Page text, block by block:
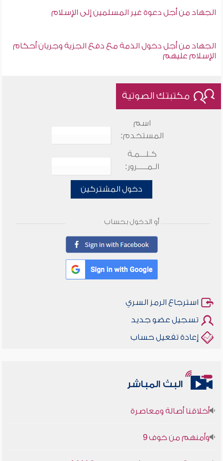
الجهاد من أجل دعوة غير المسلمين إلى الإسلام
الجهاد من أجل دخول الذمة مع دفع الجزية وجريان أحكام
الإسلام عليهم
مكتبتك الصوتية
اسم
المستخدم:
كـلـــمـة
الـمـــــرور:
دخول المشتركين
أو الدخول بحساب
استرجاع الرمز السري
تسجيل عضو جديد
إعادة تفعيل حساب
البث المباشر